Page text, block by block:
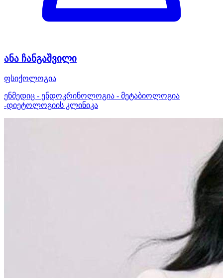
ანა ჩანგაშვილი
ფსიქოლოგია
ენმედიც - ენდოკრინოლოგია - მეტაბიოლოგია
-დიეტოლოგიის კლინიკა